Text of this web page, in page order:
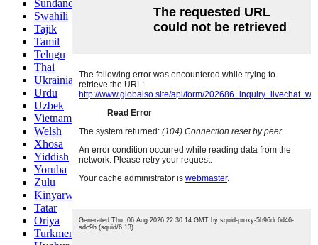
Sundanese
Swahili
Tajik
Tamil
Telugu
Thai
Ukrainian
Urdu
Uzbek
Vietnamese
Welsh
Xhosa
Yiddish
Yoruba
Zulu
Kinyarwanda
Tatar
Oriya
Turkmen